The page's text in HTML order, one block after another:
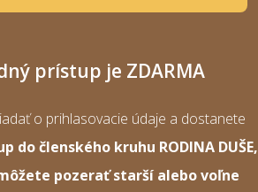
prístup je ZDARMA
o prihlasovacie údaje a dostanete
do členského kruhu RODINA DUŠE,
pozerať starší alebo voľne